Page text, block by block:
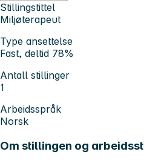
Stillingstittel
Miljøterapeut
Type ansettelse
Fast, deltid 78%
Antall stillinger
1
Arbeidsspråk
Norsk
Om stillingen og